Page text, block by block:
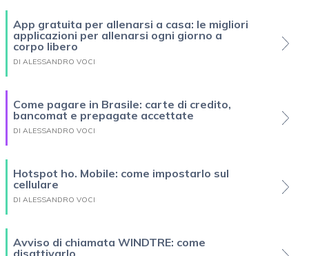
App gratuita per allenarsi a casa: le migliori
applicazioni per allenarsi ogni giorno a
corpo libero
DI ALESSANDRO VOCI
Come pagare in Brasile: carte di credito,
bancomat e prepagate accettate
DI ALESSANDRO VOCI
Hotspot ho. Mobile: come impostarlo sul
cellulare
DI ALESSANDRO VOCI
Avviso di chiamata WINDTRE: come
disattivarlo